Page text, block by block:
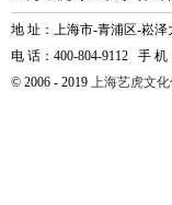
地 址：上海市-青浦区-崧泽
电 话：400-804-9112 手 机
© 2006 - 2019 上海艺虎文